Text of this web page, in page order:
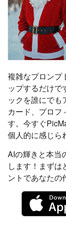
複雑なプロンプ
ップするだけで
ックを誰にでも
カード、プロ
す。今すぐ
個人的に感じら
AIの輝きと本当
します！まずは
ントであなたの